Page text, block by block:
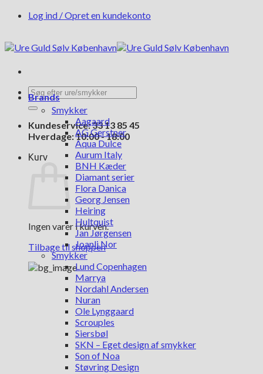
FortsætLog ind / Opret en kundekonto
Søg
efter:
Kundeservice: 33 13 85 45
Hverdage: 10:00 - 18:00
Kurv
Ingen varer i kurven.
Tilbage til shoppen
Brands
Smykker
Aagaard
AG Gerstner
Aqua Dulce
Aurum Italy
BNH Kæder
Diamant serier
Flora Danica
Georg Jensen
Heiring
Hultquist
Jan Jørgensen
Joanli Nor
Smykker
Lund Copenhagen
Marrya
Nordahl Andersen
Nuran
Ole Lynggaard
Scrouples
Siersbøl
SKN – Eget design af smykker
Son of Noa
Støvring Design